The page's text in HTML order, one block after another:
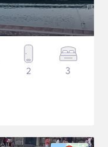
2 3